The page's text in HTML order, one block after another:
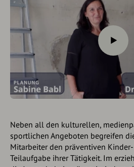
Neben all den kulturellen,
sportlichen Angeboten begreifen
Mitarbeiter den präventiven
Teilaufgabe ihrer Tätigkeit. Im